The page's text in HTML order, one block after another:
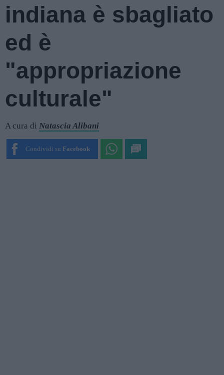
indiana è sbagliato
ed è
"appropriazione
culturale"
A cura di Natascia Alibani
Condividi su Facebook